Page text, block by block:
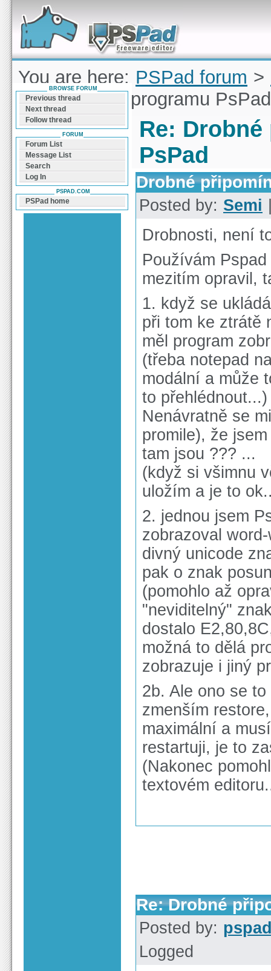
Forum can help you solve problems and quickly
find a solution with PSPad for Microsoft
Windows
You are here: PSPad forum >
připomínky k programu PsPad
Re:
PsPad
Drobné
Posted by: Semi
Drobnosti, není
Používám
mezitím opravil,
1. když se
při tom ke ztrátě
měl program
(třeba notepad
modální a může
to přehlédnout...)
Nenávratně se
promile), že
tam jsou ??? ...
(když si všimnu
uložím a je to
2. jednou jsem
zobrazoval
divný unicode
pak o znak
(pomohlo až
"neviditelný"
dostalo
možná to dělá
zobrazuje i jiný
2b. Ale ono se
zmenším
maximální a
restartuji, je to
(Nakonec
textovém
Re: Drobné
Posted by:
Logged
BROWSE FORUM
Previous thread
Next thread
Follow thread
FORUM
Forum List
Message List
Search
Log In
PSPAD.COM
PSPad home